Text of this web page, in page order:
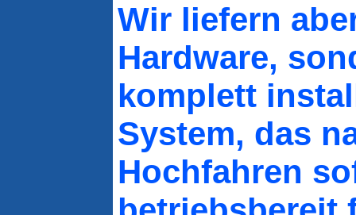
Wir liefern
Hardware,
komplett
System, das
Hochfahren